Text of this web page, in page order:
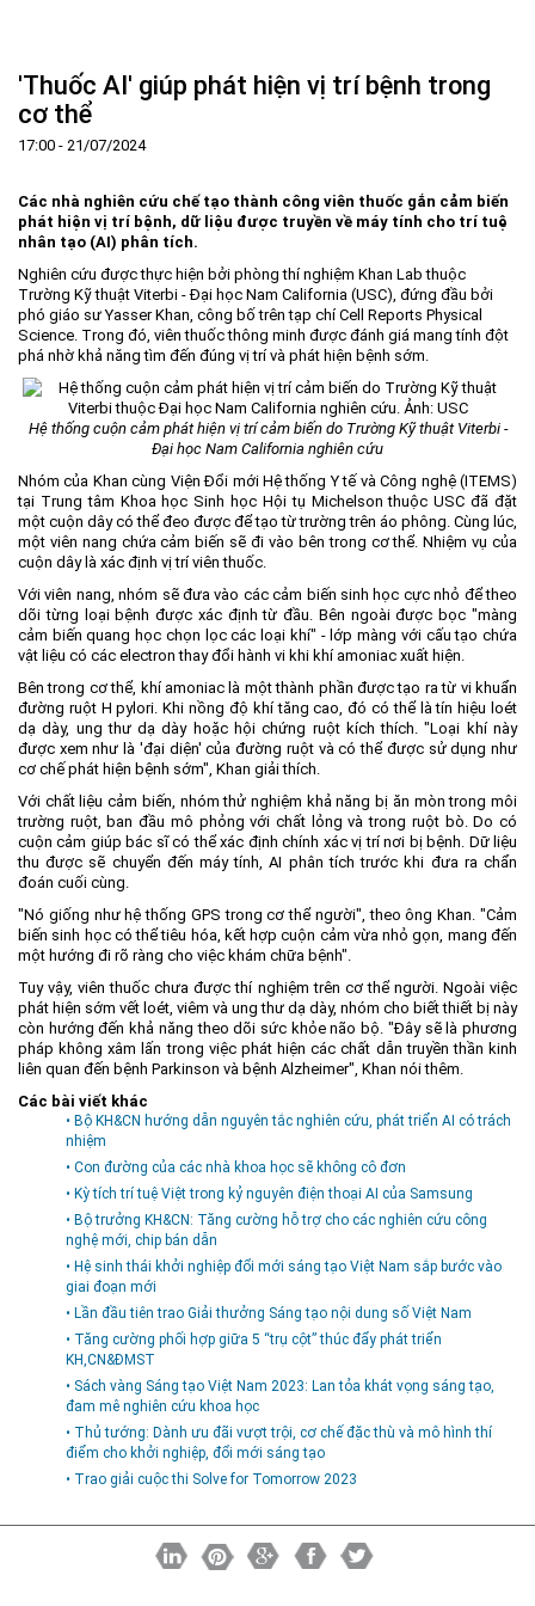
Lịch sử hình thành và phát triển
Tầm nhìn - Sứ mệnh
Cơ cấu tổ chức
Chức năng, nhiệm vụ
Tin tức - sự kiện ▼
Ban Quản lý Khu
Doanh nghiệp
Hợp tác quốc tế
Đào tạo và Nghiên cứu
Cách mạng công nghiệp lần thứ 4
Quy hoạch
Quy hoạch khu chức năng
Vị trí
Cơ sở hạ tầng
Cơ chế ưu đãi đầu tư
Cơ chế Một cửa
Nhà đầu tư
Hướng dẫn đầu tư
Trình tự, thủ tục đầu tư
Tiêu chí đầu tư
Quản lý và vận hành dự án đầu tư
Văn bản pháp luật ▼
Các thủ tục hành chính
Đất đai
Khu CNC Hòa Lạc
Lao động
Môi trường
Quy hoạch - Xây dựng
Ưu đãi đầu tư
Công nghệ và Sản phẩm
Văn bản khác
Thông báo ▼
Tuyển dụng
Công khai ngân sách
Liên kết
Liên hệ
'Thuốc AI' giúp phát hiện vị trí bệnh trong
cơ thể
17:00 - 21/07/2024
Các nhà nghiên cứu chế tạo thành công viên thuốc gắn cảm biến
phát hiện vị trí bệnh, dữ liệu được truyền về máy tính cho trí tuệ
nhân tạo (AI) phân tích.
Nghiên cứu được thực hiện bởi phòng thí nghiệm Khan Lab thuộc
Trường Kỹ thuật Viterbi - Đại học Nam California (USC), đứng đầu bởi
phó giáo sư Yasser Khan, công bố trên tạp chí Cell Reports Physical
Science. Trong đó, viên thuốc thông minh được đánh giá mang tính đột
phá nhờ khả năng tìm đến đúng vị trí và phát hiện bệnh sớm.
Hệ thống cuộn cảm phát hiện vị trí cảm biến do Trường Kỹ thuật Viterbi -
Đại học Nam California nghiên cứu
Nhóm của Khan cùng Viện Đổi mới Hệ thống Y tế và Công nghệ (ITEMS)
tại Trung tâm Khoa học Sinh học Hội tụ Michelson thuộc USC đã đặt
một cuộn dây có thể đeo được để tạo từ trường trên áo phông. Cùng lúc,
một viên nang chứa cảm biến sẽ đi vào bên trong cơ thể. Nhiệm vụ của
cuộn dây là xác định vị trí viên thuốc.
Với viên nang, nhóm sẽ đưa vào các cảm biến sinh học cực nhỏ để theo
dõi từng loại bệnh được xác định từ đầu. Bên ngoài được bọc "màng
cảm biến quang học chọn lọc các loại khí" - lớp màng với cấu tạo chứa
vật liệu có các electron thay đổi hành vi khi khí amoniac xuất hiện.
Bên trong cơ thể, khí amoniac là một thành phần được tạo ra từ vi khuẩn
đường ruột H pylori. Khi nồng độ khí tăng cao, đó có thể là tín hiệu loét
dạ dày, ung thư dạ dày hoặc hội chứng ruột kích thích. "Loại khí này
được xem như là 'đại diện' của đường ruột và có thể được sử dụng như
cơ chế phát hiện bệnh sớm", Khan giải thích.
Với chất liệu cảm biến, nhóm thử nghiệm khả năng bị ăn mòn trong môi
trường ruột, ban đầu mô phỏng với chất lỏng và trong ruột bò. Do có
cuộn cảm giúp bác sĩ có thể xác định chính xác vị trí nơi bị bệnh. Dữ liệu
thu được sẽ chuyển đến máy tính, AI phân tích trước khi đưa ra chẩn
đoán cuối cùng.
"Nó giống như hệ thống GPS trong cơ thể người", theo ông Khan. "Cảm
biến sinh học có thể tiêu hóa, kết hợp cuộn cảm vừa nhỏ gọn, mang đến
một hướng đi rõ ràng cho việc khám chữa bệnh".
Tuy vậy, viên thuốc chưa được thí nghiệm trên cơ thể người. Ngoài việc
phát hiện sớm vết loét, viêm và ung thư dạ dày, nhóm cho biết thiết bị này
còn hướng đến khả năng theo dõi sức khỏe não bộ. "Đây sẽ là phương
pháp không xâm lấn trong việc phát hiện các chất dẫn truyền thần kinh
liên quan đến bệnh Parkinson và bệnh Alzheimer", Khan nói thêm.
Các bài viết khác
• Bộ KH&CN hướng dẫn nguyên tắc nghiên cứu, phát triển AI có trách
nhiệm
• Con đường của các nhà khoa học sẽ không cô đơn
• Kỳ tích trí tuệ Việt trong kỷ nguyên điện thoại AI của Samsung
• Bộ trưởng KH&CN: Tăng cường hỗ trợ cho các nghiên cứu công
nghệ mới, chip bán dẫn
• Hệ sinh thái khởi nghiệp đổi mới sáng tạo Việt Nam sắp bước vào
giai đoạn mới
• Lần đầu tiên trao Giải thưởng Sáng tạo nội dung số Việt Nam
• Tăng cường phối hợp giữa 5 “trụ cột” thúc đẩy phát triển
KH,CN&ĐMST
• Sách vàng Sáng tạo Việt Nam 2023: Lan tỏa khát vọng sáng tạo,
đam mê nghiên cứu khoa học
• Thủ tướng: Dành ưu đãi vượt trội, cơ chế đặc thù và mô hình thí
điểm cho khởi nghiệp, đổi mới sáng tạo
• Trao giải cuộc thi Solve for Tomorrow 2023